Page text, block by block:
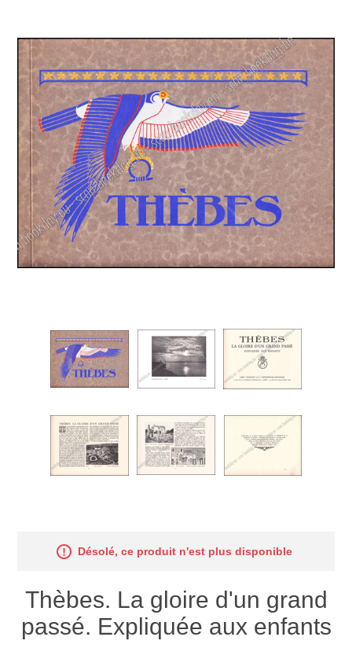
Désolé, ce produit n'est plus disponible
Thèbes. La gloire d'un grand
passé. Expliquée aux enfants